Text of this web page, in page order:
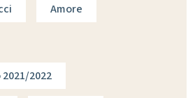
Amore
2022